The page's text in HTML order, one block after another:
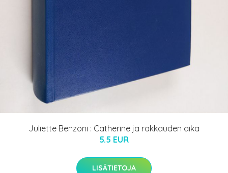
Juliette Benzoni : Catherine ja rakkauden aika
5.5 EUR
LISÄTIETOJA